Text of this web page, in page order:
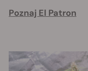
Poznaj El Patron